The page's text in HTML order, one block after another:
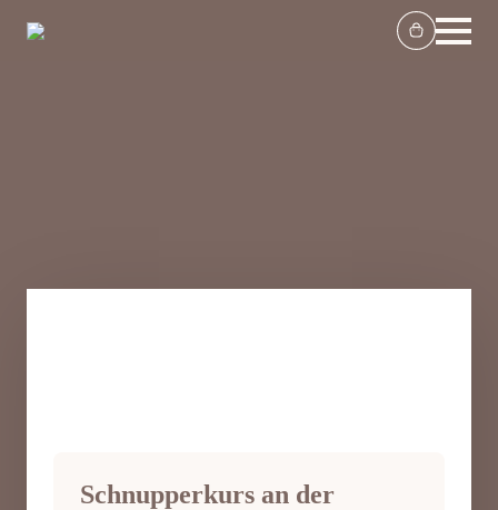
Schnupperkurs an der